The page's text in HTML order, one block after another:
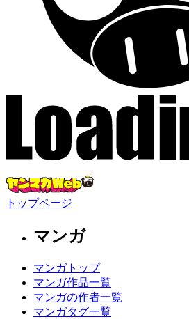
トップページ
マンガ
マンガトップ
マンガ作品一覧
マンガの作者一覧
マンガタグ一覧